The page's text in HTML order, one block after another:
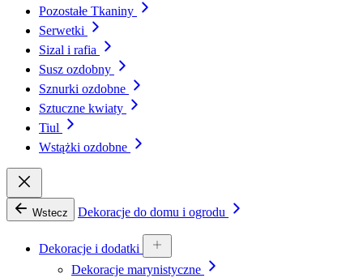
Pozostałe Tkaniny
Serwetki
Sizal i rafia
Susz ozdobny
Sznurki ozdobne
Sztuczne kwiaty
Tiul
Wstążki ozdobne
Wstecz Dekoracje do domu i ogrodu
Dekoracje i dodatki
Dekoracje marynistyczne